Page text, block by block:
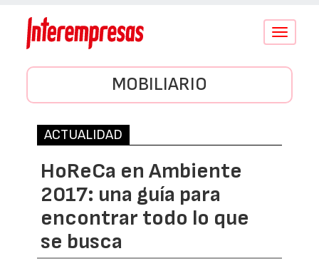
Conmutar
MOBILIARIO
ACTUALIDAD
HoReCa en Ambiente
2017: una guía para
encontrar todo lo que
se busca